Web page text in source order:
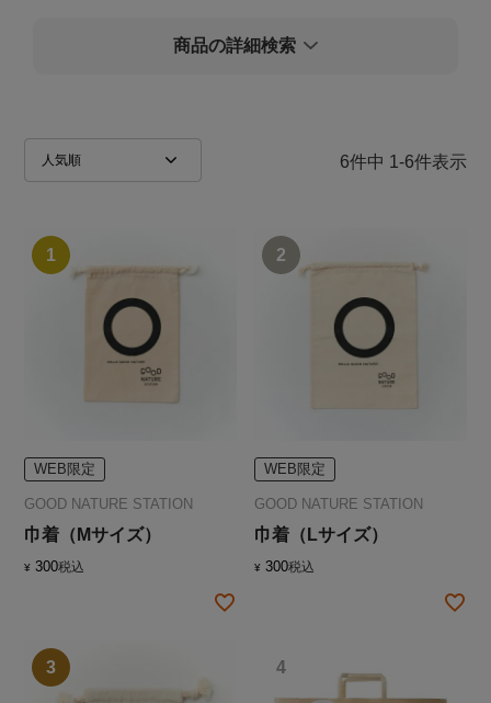
商品の詳細検索
人気順
新着順
価格が安い順
価格が高い順
レビュー順 6件中 1 -6件表示
WEB限定
GOOD NATURE STATION
巾着（Mサイズ）
¥ 300税込
WEB限定
GOOD NATURE STATION
巾着（Lサイズ）
¥ 300税込